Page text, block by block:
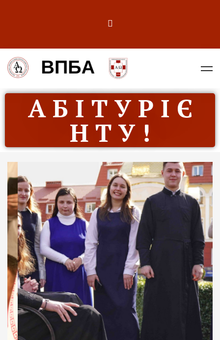
А Б І Т У Р І Є
Н Т У !
ДУХОВНО СИЛЬНІ!
ВПБА — спільнота, де
формується
покликання
Читати більше